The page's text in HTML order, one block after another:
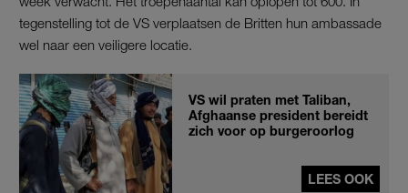
tegenstelling tot de VS verplaatsen de Britten hun ambassade
wel naar een veiligere locatie.
VS wil praten met Taliban,
Afghaanse president bereidt
zich voor op burgeroorlog
LEES OOK